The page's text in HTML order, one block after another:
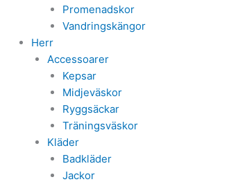
Promenadskor
Vandringskängor
Herr
Accessoarer
Kepsar
Midjeväskor
Ryggsäckar
Träningsväskor
Kläder
Badkläder
Jackor